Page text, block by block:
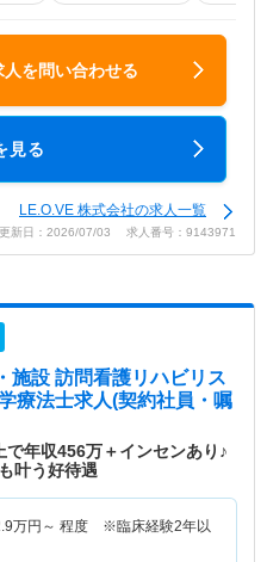
人を問い合わせる
見る
LE.O.VE 株式会社の求人一覧
更新日：2026/07/03 求人番号：9143971
施設 訪問看護リハビリス
療法士求人(契約社員・嘱
で年収456万＋インセンあり♪
叶う好待遇
万円～ 程度 ※臨床経験2年以